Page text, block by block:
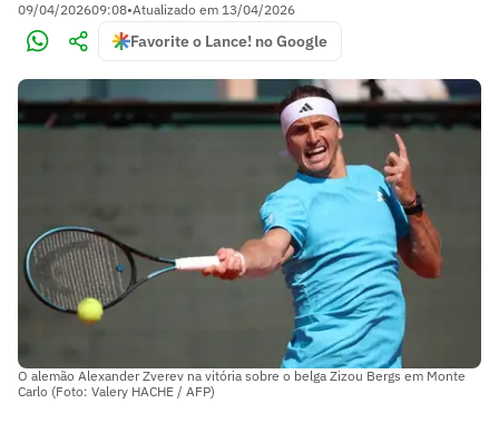
09/04/202609:08•Atualizado em 13/04/2026
Favorite o Lance! no Google
O alemão Alexander Zverev na vitória sobre o belga Zizou Bergs em Monte
Carlo (Foto: Valery HACHE / AFP)